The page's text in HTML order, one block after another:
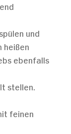
und
heißen
ebenfalls
stellen.
feinen